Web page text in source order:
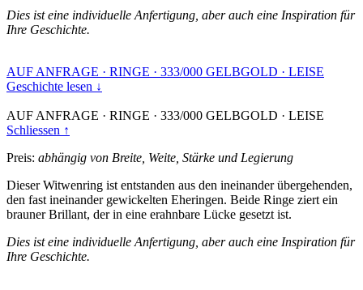
Dies ist eine individuelle Anfertigung, aber auch eine Inspiration für
Ihre Geschichte.
AUF ANFRAGE · RINGE · 333/000 GELBGOLD · LEISE
Geschichte lesen ↓
AUF ANFRAGE · RINGE · 333/000 GELBGOLD · LEISE
Schliessen ↑
Preis: abhängig von Breite, Weite, Stärke und Legierung
Dieser Witwenring ist entstanden aus den ineinander übergehenden,
den fast ineinander gewickelten Eheringen. Beide Ringe ziert ein
brauner Brillant, der in eine erahnbare Lücke gesetzt ist.
Dies ist eine individuelle Anfertigung, aber auch eine Inspiration für
Ihre Geschichte.